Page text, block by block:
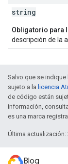
string
Obligatorio para
descripción de la
Salvo que se
sujeto a la licencia
de código están
información,
es una marca
Última actualización:
Blog